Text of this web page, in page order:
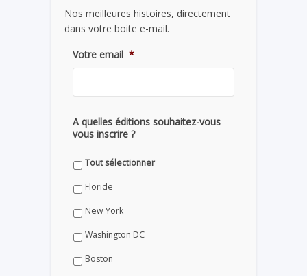
Nos meilleures histoires, directement
dans votre boite e-mail.
Votre email *
A quelles éditions souhaitez-vous
vous inscrire ?
Tout sélectionner
Floride
New York
Washington DC
Boston